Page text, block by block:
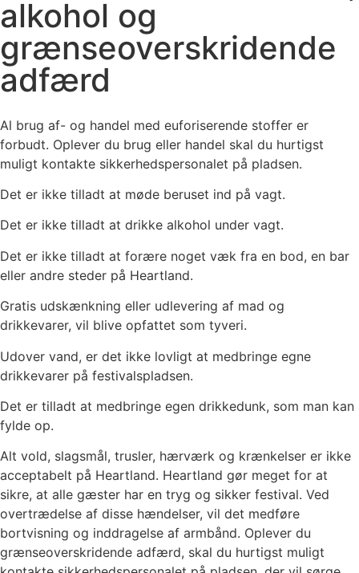
alkohol og
grænseoverskridende
adfærd
Al brug af- og handel med euforiserende stoffer er
forbudt. Oplever du brug eller handel skal du hurtigst
muligt kontakte sikkerhedspersonalet på pladsen.
Det er ikke tilladt at møde beruset ind på vagt.
Det er ikke tilladt at drikke alkohol under vagt.
Det er ikke tilladt at forære noget væk fra en bod, en bar
eller andre steder på Heartland.
Gratis udskænkning eller udlevering af mad og
drikkevarer, vil blive opfattet som tyveri.
Udover vand, er det ikke lovligt at medbringe egne
drikkevarer på festivalspladsen.
Det er tilladt at medbringe egen drikkedunk, som man kan
fylde op.
Alt vold, slagsmål, trusler, hærværk og krænkelser er ikke
acceptabelt på Heartland. Heartland gør meget for at
sikre, at alle gæster har en tryg og sikker festival. Ved
overtrædelse af disse hændelser, vil det medføre
bortvisning og inddragelse af armbånd. Oplever du
grænseoverskridende adfærd, skal du hurtigst muligt